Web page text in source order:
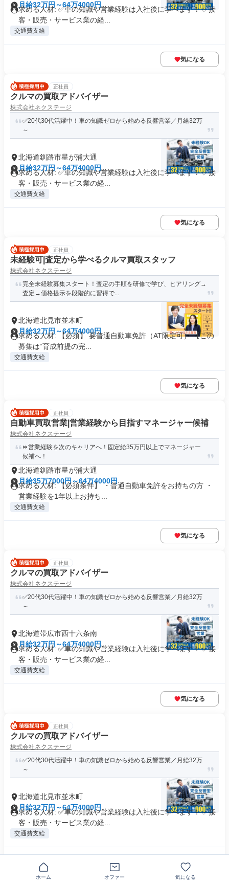
月給32万円～64万4000円
求める人材: ✅車の知識や営業経験は入社後に学べます！ ✅接
客・販売・サービス業の経...
交通費支給
気になる
正社員
クルマの買取アドバイザー
株式会社ネクステージ
✅20代30代活躍中！車の知識ゼロから始める反響営業／月給32万
～
北海道釧路市星が浦大通
月給32万円～64万4000円
求める人材: ✅車の知識や営業経験は入社後に学べます！ ✅接
客・販売・サービス業の経...
交通費支給
気になる
正社員
未経験可|査定から学べるクルマ買取スタッフ
株式会社ネクステージ
完全未経験募集スタート！査定の手順を研修で学び、ヒアリング→
査定→価格提示を段階的に習得で...
北海道北見市並木町
月給32万円～64万4000円
求める人材: 【必須】 要普通自動車免許（AT限定可） 【この
募集は“育成前提の完...
交通費支給
気になる
正社員
自動車買取営業|営業経験から目指すマネージャー候補
株式会社ネクステージ
⏩️営業経験を次のキャリアへ！固定給35万円以上でマネージャー
候補へ！
北海道釧路市星が浦大通
月給35万7000円～64万4000円
求める人材: 【必須条件】 ・普通自動車免許をお持ちの方 ・
営業経験を1年以上お持ち...
交通費支給
気になる
正社員
クルマの買取アドバイザー
株式会社ネクステージ
✅20代30代活躍中！車の知識ゼロから始める反響営業／月給32万
～
北海道帯広市西十六条南
月給32万円～64万4000円
求める人材: ✅車の知識や営業経験は入社後に学べます！ ✅接
客・販売・サービス業の経...
交通費支給
気になる
正社員
クルマの買取アドバイザー
株式会社ネクステージ
✅20代30代活躍中！車の知識ゼロから始める反響営業／月給32万
～
北海道北見市並木町
月給32万円～64万4000円
求める人材: ✅車の知識や営業経験は入社後に学べます！ ✅接
客・販売・サービス業の経...
交通費支給
気になる
ホーム オファー 気になる